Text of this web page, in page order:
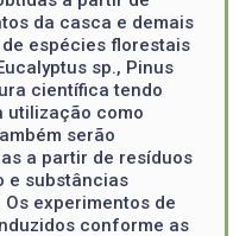
da casca e demais
espécies florestais
sp., Pinus
científica tendo
utilização como
serão
a partir de resíduos
e substâncias
experimentos de
conforme as